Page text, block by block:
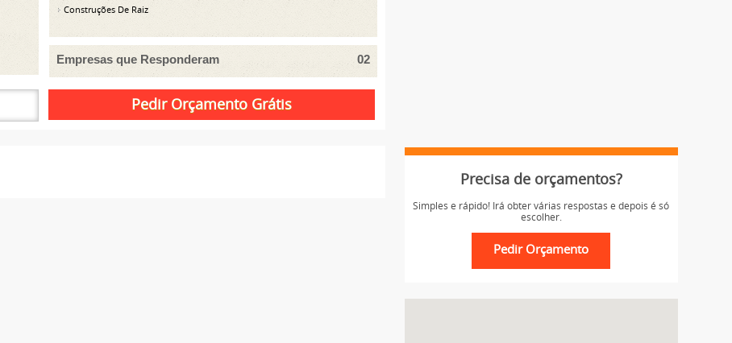
Construções De Raiz
Empresas que Responderam 02
Precisa de orçamentos?
Simples e rápido! Irá obter várias respostas e depois é só
escolher.